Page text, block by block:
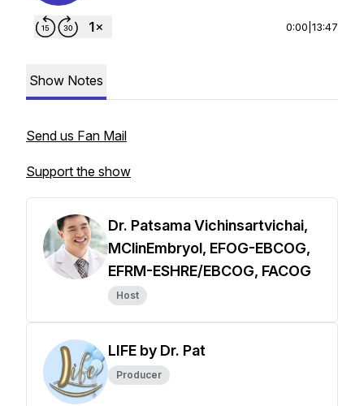
0:00 13:47
Show Notes
Send us Fan Mail
Support the show
Dr. Patsama Vichinsartvichai,
MClinEmbryol, EFOG-EBCOG,
EFRM-ESHRE/EBCOG, FACOG
Host
LIFE by Dr. Pat
Producer